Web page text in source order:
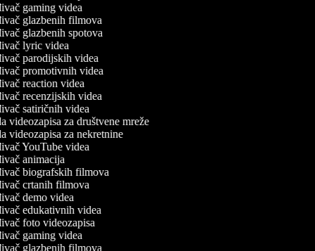
gaming videa
glazbenih filmova
glazbenih spotova
lyric videa
parodijskih videa
promotivnih videa
reaction videa
recenzijskih videa
satiričnih videa
videozapisa za društvene mreže
videozapisa za nekretnine
YouTube videa
animacija
biografskih filmova
crtanih filmova
demo videa
edukativnih videa
foto videozapisa
gaming videa
glazbenih filmova